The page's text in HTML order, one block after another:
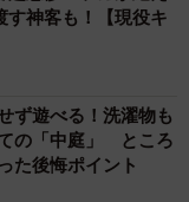
神客も！【現役キ
ず遊べる！洗濯物も
の「中庭」 ところ
た後悔ポイント